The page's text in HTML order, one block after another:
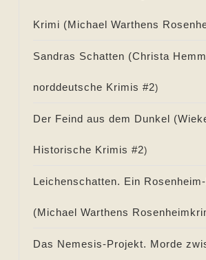
Krimi (Michael Warthens
Sandras Schatten (Christa
norddeutsche Krimis #2)
Der Feind aus dem Dunkel (
Historische Krimis #2)
Leichenschatten. Ein
(Michael Warthens
Das Nemesis-Projekt. Morde